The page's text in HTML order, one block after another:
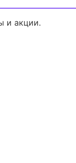
и акции.